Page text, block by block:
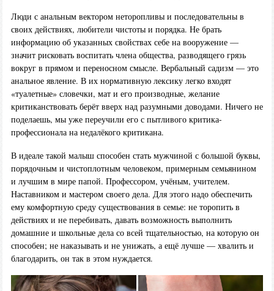
Люди с анальным вектором неторопливы и последовательны в
своих действиях, любители чистоты и порядка. Не брать
информацию об указанных свойствах себе на вооружение —
значит рисковать воспитать члена общества, разводящего грязь
вокруг в прямом и переносном смысле. Вербальный садизм — это
анальное явление. В их нормативную лексику легко входят
«туалетные» словечки, мат и его производные, желание
критиканствовать берёт вверх над разумными доводами. Ничего не
поделаешь, мы уже переучили его с пытливого критика-
профессионала на недалёкого критикана.
В идеале такой малыш способен стать мужчиной с большой буквы,
порядочным и чистоплотным человеком, примерным семьянином
и лучшим в мире папой. Профессором, учёным, учителем.
Наставником и мастером своего дела. Для этого надо обеспечить
ему комфортную среду существования в семье: не торопить в
действиях и не перебивать, давать возможность выполнить
домашние и школьные дела со всей тщательностью, на которую он
способен; не наказывать и не унижать, а ещё лучше — хвалить и
благодарить, он так в этом нуждается.